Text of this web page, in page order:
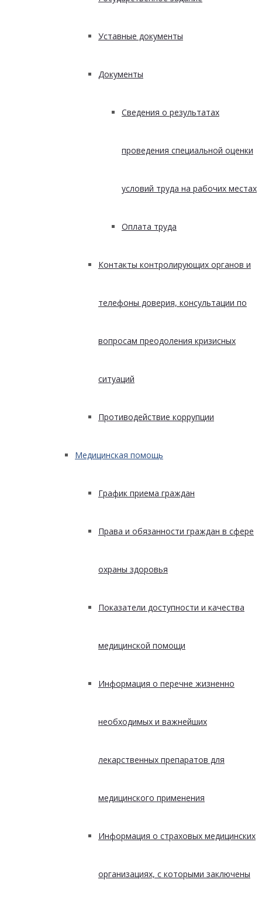
Уставные документы
Документы
Сведения о результатах
проведения специальной оценки
условий труда на рабочих местах
Оплата труда
Контакты контролирующих органов и
телефоны доверия, консультации по
вопросам преодоления кризисных
ситуаций
Противодействие коррупции
Медицинская помощь
График приема граждан
Права и обязанности граждан в сфере
охраны здоровья
Показатели доступности и качества
медицинской помощи
Информация о перечне жизненно
необходимых и важнейших
лекарственных препаратов для
медицинского применения
Информация о страховых медицинских
организациях, с которыми заключены